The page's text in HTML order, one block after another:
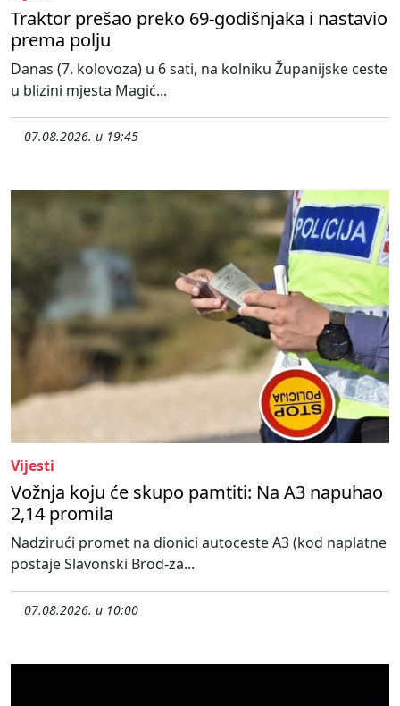
Traktor prešao preko 69-godišnjaka i nastavio
prema polju
Danas (7. kolovoza) u 6 sati, na kolniku Županijske ceste
u blizini mjesta Magić...
07.08.2026. u 19:45
Vijesti
Vožnja koju će skupo pamtiti: Na A3 napuhao
2,14 promila
Nadzirući promet na dionici autoceste A3 (kod naplatne
postaje Slavonski Brod-za...
07.08.2026. u 10:00